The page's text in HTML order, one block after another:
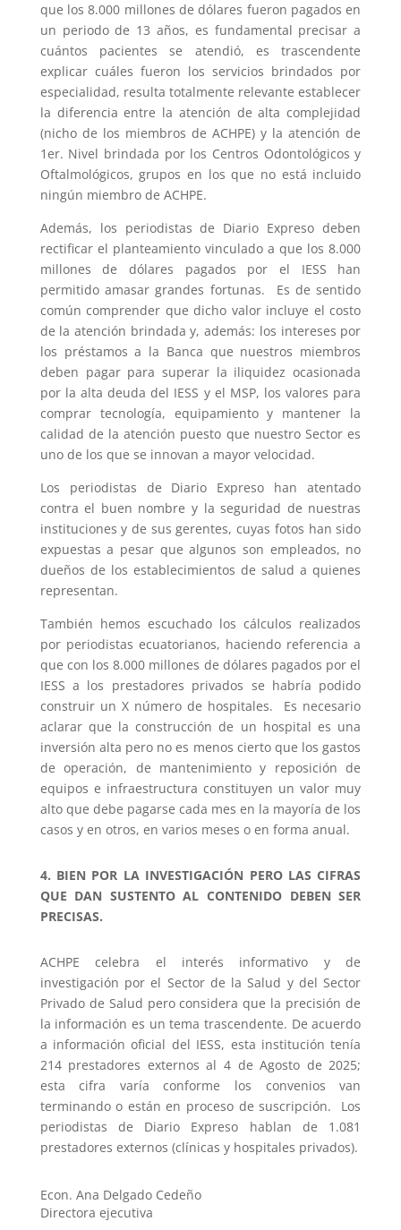
que los 8.000 millones de dólares fueron pagados en
un periodo de 13 años, es fundamental precisar a
cuántos pacientes se atendió, es trascendente
explicar cuáles fueron los servicios brindados por
especialidad, resulta totalmente relevante establecer
la diferencia entre la atención de alta complejidad
(nicho de los miembros de ACHPE) y la atención de
1er. Nivel brindada por los Centros Odontológicos y
Oftalmológicos, grupos en los que no está incluido
ningún miembro de ACHPE.
Además, los periodistas de Diario Expreso deben
rectificar el planteamiento vinculado a que los 8.000
millones de dólares pagados por el IESS han
permitido amasar grandes fortunas. Es de sentido
común comprender que dicho valor incluye el costo
de la atención brindada y, además: los intereses por
los préstamos a la Banca que nuestros miembros
deben pagar para superar la iliquidez ocasionada
por la alta deuda del IESS y el MSP, los valores para
comprar tecnología, equipamiento y mantener la
calidad de la atención puesto que nuestro Sector es
uno de los que se innovan a mayor velocidad.
Los periodistas de Diario Expreso han atentado
contra el buen nombre y la seguridad de nuestras
instituciones y de sus gerentes, cuyas fotos han sido
expuestas a pesar que algunos son empleados, no
dueños de los establecimientos de salud a quienes
representan.
También hemos escuchado los cálculos realizados
por periodistas ecuatorianos, haciendo referencia a
que con los 8.000 millones de dólares pagados por el
IESS a los prestadores privados se habría podido
construir un X número de hospitales. Es necesario
aclarar que la construcción de un hospital es una
inversión alta pero no es menos cierto que los gastos
de operación, de mantenimiento y reposición de
equipos e infraestructura constituyen un valor muy
alto que debe pagarse cada mes en la mayoría de los
casos y en otros, en varios meses o en forma anual.
4. BIEN POR LA INVESTIGACIÓN PERO LAS CIFRAS
QUE DAN SUSTENTO AL CONTENIDO DEBEN SER
PRECISAS.
ACHPE celebra el interés informativo y de
investigación por el Sector de la Salud y del Sector
Privado de Salud pero considera que la precisión de
la información es un tema trascendente. De acuerdo
a información oficial del IESS, esta institución tenía
214 prestadores externos al 4 de Agosto de 2025;
esta cifra varía conforme los convenios van
terminando o están en proceso de suscripción. Los
periodistas de Diario Expreso hablan de 1.081
prestadores externos (clínicas y hospitales privados).
Econ. Ana Delgado Cedeño
Directora ejecutiva